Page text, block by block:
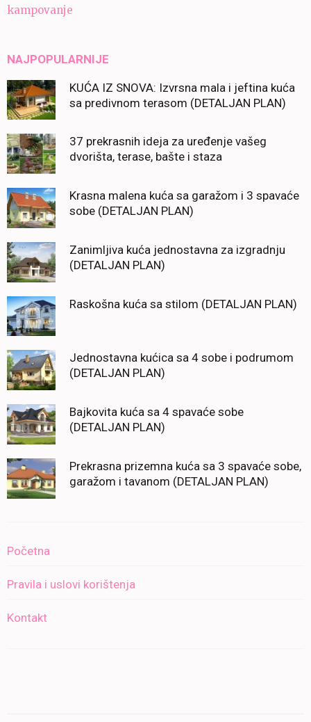
kampovanje
NAJPOPULARNIJE
KUĆA IZ SNOVA: Izvrsna mala i jeftina kuća
sa predivnom terasom (DETALJAN PLAN)
37 prekrasnih ideja za uređenje vašeg
dvorišta, terase, bašte i staza
Krasna malena kuća sa garažom i 3 spavaće
sobe (DETALJAN PLAN)
Zanimljiva kuća jednostavna za izgradnju
(DETALJAN PLAN)
Raskošna kuća sa stilom (DETALJAN PLAN)
Jednostavna kućica sa 4 sobe i podrumom
(DETALJAN PLAN)
Bajkovita kuća sa 4 spavaće sobe
(DETALJAN PLAN)
Prekrasna prizemna kuća sa 3 spavaće sobe,
garažom i tavanom (DETALJAN PLAN)
Početna
Pravila i uslovi korištenja
Kontakt